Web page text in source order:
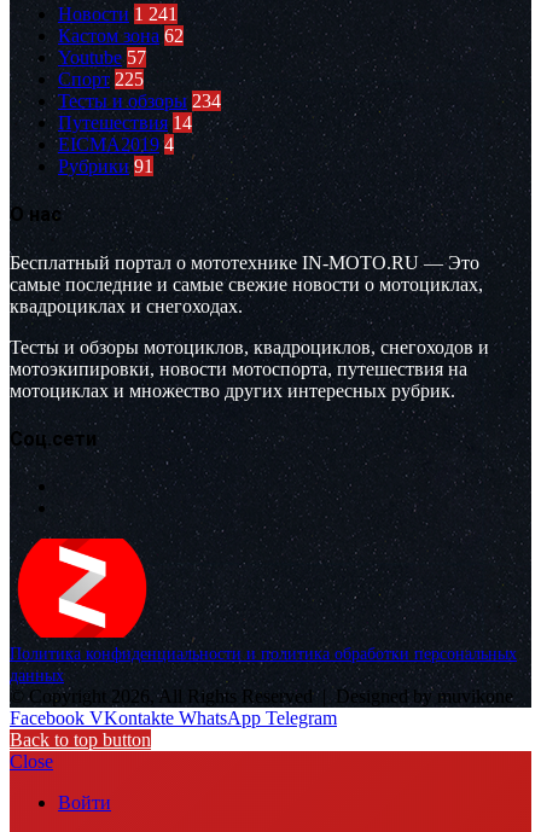
Новости 1 241
Кастом зона 62
Youtube 57
Спорт 225
Тесты и обзоры 234
Путешествия 14
EICMA2019 4
Рубрики 91
О нас
Бесплатный портал о мототехнике IN-MOTO.RU — Это
самые последние и самые свежие новости о мотоциклах,
квадроциклах и снегоходах.
Тесты и обзоры мотоциклов, квадроциклов, снегоходов и
мотоэкипировки, новости мотоспорта, путешествия на
мотоциклах и множество других интересных рубрик.
Соц.сети
Политика конфиденциальности и политика обработки персональных
данных
© Copyright 2026, All Rights Reserved |
Designed by muvikone
Facebook VKontakte WhatsApp Telegram
Back to top button
Close
Войти